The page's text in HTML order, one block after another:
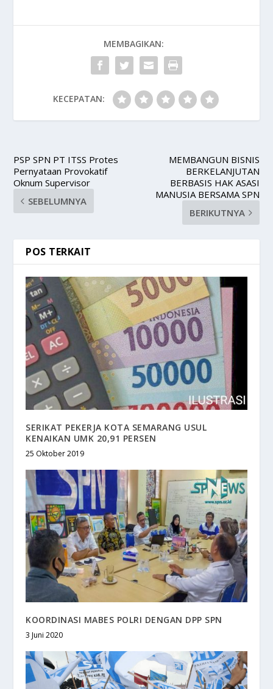
MEMBAGIKAN:
KECEPATAN:
PSP SPN PT ITSS Protes
Pernyataan Provokatif
Oknum Supervisor
SEBELUMNYA
MEMBANGUN BISNIS
BERKELANJUTAN
BERBASIS HAK ASASI
MANUSIA BERSAMA SPN
BERIKUTNYA
POS TERKAIT
SERIKAT PEKERJA KOTA SEMARANG USUL
KENAIKAN UMK 20,91 PERSEN
25 Oktober 2019
KOORDINASI MABES POLRI DENGAN DPP SPN
3 Juni 2020